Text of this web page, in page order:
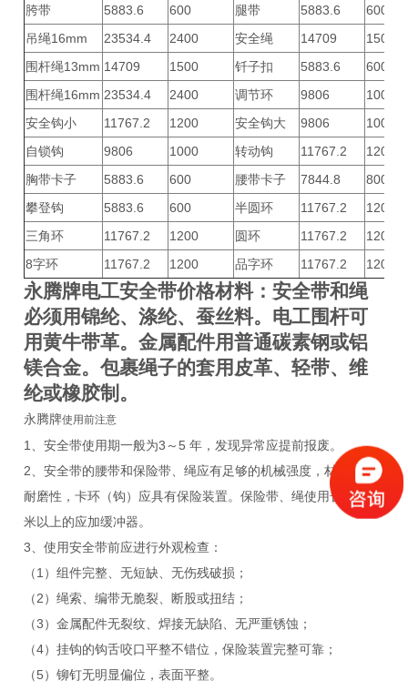
胯带
5883.6 600 腿带 5883.6
600
吊绳16mm
23534.4 2400 安全绳 14709
1500
围杆绳13mm 14709 1500 钎子扣 5883.6
600
围杆绳16mm 23534.4 2400 调节环 9806
1000
安全钩小
11767.2 1200 安全钩大 9806
1000
自锁钩
9806 1000 转动钩 11767.2
1200
胸带卡子
5883.6 600 腰带卡子 7844.8
800
攀登钩
5883.6 600 半圆环 11767.2
1200
三角环
11767.2 1200 圆环 11767.2
1200
8字环
11767.2 1200 品字环 11767.2 1200
永腾牌电工安全带价格材料：安全带和绳
必须用锦纶、涤纶、蚕丝料。电工围杆可
用黄牛带革。金属配件用普通碳素钢或铝
镁合金。包裹绳子的套用皮革、轻带、维
纶或橡胶制。
永腾牌使用前注意
1、安全带使用期一般为3～5 年，发现异常应提前报废。
2、安全带的腰带和保险带、绳应有足够的机械强度，材质应有
耐磨性，卡环（钩）应具有保险装置。保险带、绳使用长度在3
米以上的应加缓冲器。
3、使用安全带前应进行外观检查：
（1）组件完整、无短缺、无伤残破损；
（2）绳索、编带无脆裂、断股或扭结；
（3）金属配件无裂纹、焊接无缺陷、无严重锈蚀；
（4）挂钩的钩舌咬口平整不错位，保险装置完整可靠；
（5）铆钉无明显偏位，表面平整。